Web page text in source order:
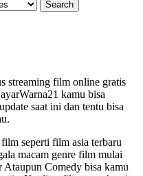
streaming film online gratis
kamu bisa
saat ini dan tentu bisa
seperti film asia terbaru
macam genre film mulai
Comedy bisa kamu